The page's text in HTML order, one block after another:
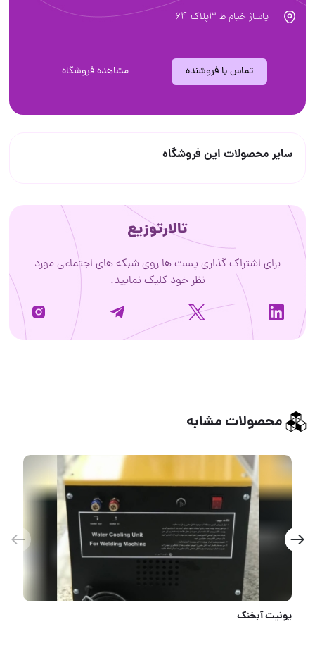
پاساژ خیام ط ٣پلاك ٦٤
تماس با فروشنده مشاهده فروشگاه
سایر محصولات این فروشگاه
تالارتوزیع
برای اشتراک گذاری پست ها روی شبکه های اجتماعی مورد
نظر خود کلیک نمایید.
محصولات مشابه
برش و سایش دو کاره دلون